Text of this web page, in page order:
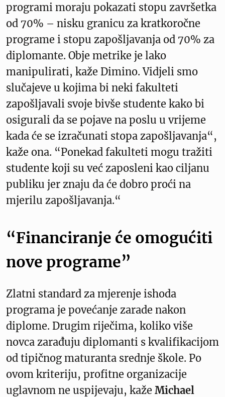
programi moraju pokazati stopu završetka
od 70% – nisku granicu za kratkoročne
programe i stopu zapošljavanja od 70% za
diplomante. Obje metrike je lako
manipulirati, kaže Dimino. Vidjeli smo
slučajeve u kojima bi neki fakulteti
zapošljavali svoje bivše studente kako bi
osigurali da se pojave na poslu u vrijeme
kada će se izračunati stopa zapošljavanja“,
kaže ona. “Ponekad fakulteti mogu tražiti
studente koji su već zaposleni kao ciljanu
publiku jer znaju da će dobro proći na
mjerilu zapošljavanja.“
“Financiranje će omogućiti
nove programe”
Zlatni standard za mjerenje ishoda
programa je povećanje zarade nakon
diplome. Drugim riječima, koliko više
novca zarađuju diplomanti s kvalifikacijom
od tipičnog maturanta srednje škole. Po
ovom kriteriju, profitne organizacije
uglavnom ne uspijevaju, kaže Michael